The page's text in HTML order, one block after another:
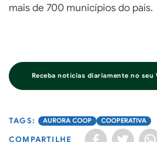
mais de 700 municípios do país.
Receba notícias diariamente no seu
AURORA COOP COOPERATIVA
COMPARTILHE